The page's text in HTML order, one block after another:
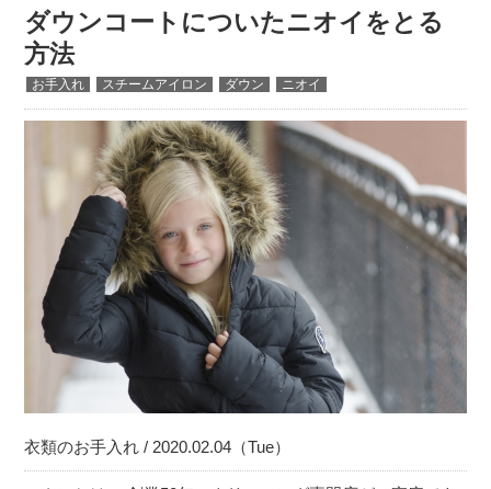
ダウンコートについたニオイをとる
方法
お手入れ スチームアイロン ダウン ニオイ
衣類のお手入れ / 2020.02.04（Tue）